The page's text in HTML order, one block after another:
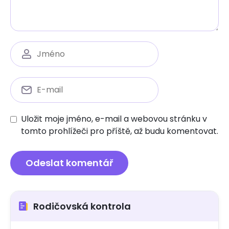
Uložit moje jméno, e-mail a webovou stránku v
tomto prohlížeči pro příště, až budu komentovat.
Rodičovská kontrola